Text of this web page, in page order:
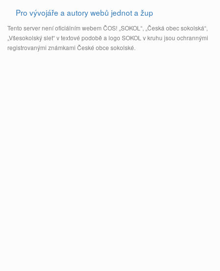
Pro vývojáře a autory webů jednot a žup
Tento server není oficiálním webem ČOS! „SOKOL“, „Česká obec sokolská“,
„Všesokolský slet“ v textové podobě a logo SOKOL v kruhu jsou ochrannými
registrovanými známkami České obce sokolské.